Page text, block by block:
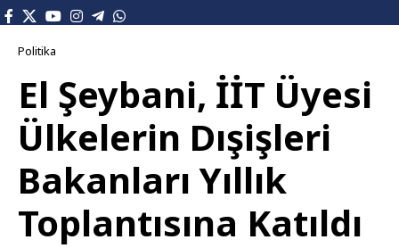
Politika
El Şeybani, İİT Üyesi
Ülkelerin Dışişleri
Bakanları Yıllık
Toplantısına Katıldı